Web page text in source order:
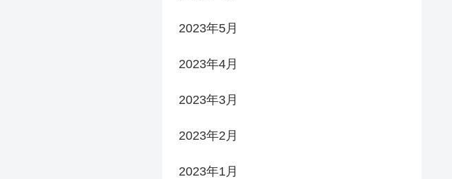
2023年5月
2023年4月
2023年3月
2023年2月
2023年1月